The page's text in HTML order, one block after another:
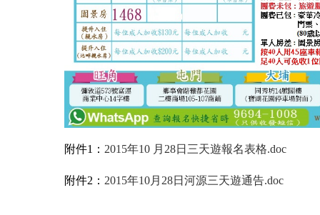
附件1： 2015年10 月28日三天遊報名表格.doc
附件2： 2015年10月28日河源三天遊通告.doc